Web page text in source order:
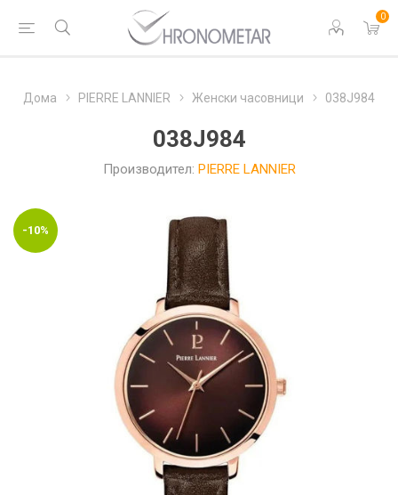
0
Дома PIERRE LANNIER Женски часовници 038J984
038J984
Производител: PIERRE LANNIER
-10%